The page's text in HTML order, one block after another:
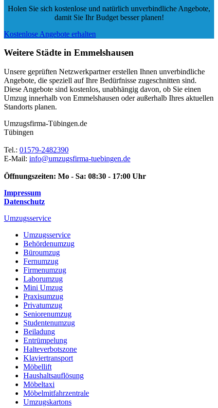
Holen Sie sich kostenlose und natürlich unverbindliche Angebote,
damit Sie Ihr Budget besser planen!
Kostenlose Angebote erhalten
Weitere Städte in Emmelshausen
Unsere geprüften Netzwerkpartner erstellen Ihnen unverbindliche
Angebote, die speziell auf Ihre Bedürfnisse zugeschnitten sind.
Diese Angebote sind kostenlos, unabhängig davon, ob Sie einen
Umzug innerhalb von Emmelshausen oder außerhalb Ihres aktuellen
Standorts planen.
Umzugsfirma-Tübingen.de
Tübingen
Tel.: 01579-2482390
E-Mail: info@umzugsfirma-tuebingen.de
Öffnungszeiten: Mo - Sa: 08:30 - 17:00 Uhr
Impressum
Datenschutz
Umzugsservice
Umzugsservice
Behördenumzug
Büroumzug
Fernumzug
Firmenumzug
Laborumzug
Mini Umzug
Praxisumzug
Privatumzug
Seniorenumzug
Studentenumzug
Beiladung
Entrümpelung
Halteverbotszone
Klaviertransport
Möbellift
Haushaltsauflösung
Möbeltaxi
Möbelmitfahrzentrale
Umzugskartons